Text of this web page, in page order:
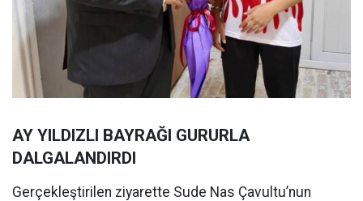
AY YILDIZLI BAYRAĞI GURURLA
DALGALANDIRDI
Gerçekleştirilen ziyarette Sude Nas Çavultu’nun